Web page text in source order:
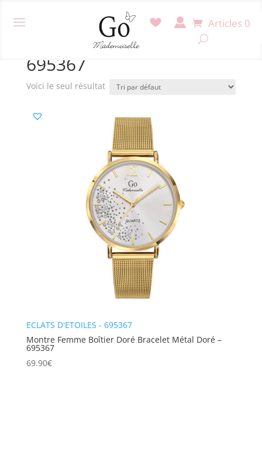
Articles 0
/ Produit Référence / 695367
695367
Voici le seul résultat
ECLATS D'ETOILES - 695367
Montre Femme Boîtier Doré Bracelet Métal Doré –
695367
69.90€